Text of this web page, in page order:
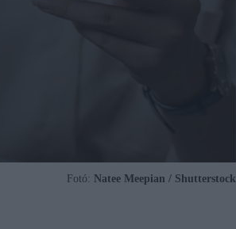
Fotó: Natee Meepian / Shutterstock